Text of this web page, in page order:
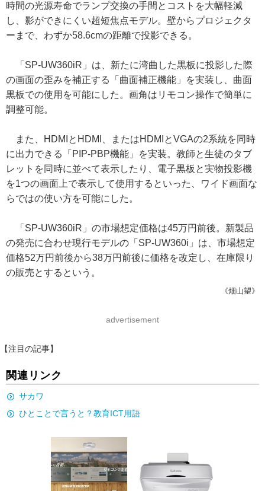
時間の光源寿命でランプ交換の手間とコストを大幅軽減
し、影ができにくい超短焦点モデル。壁からプロジェクタ
ーまで、わずか58.6cmの距離で投影できる。
「SP-UW360iR」は、新たに湾曲した黒板に投影した際
の画面の歪みを補正する「曲面補正機能」を実装し、曲面
黒板での使用を可能にした。画角はリモコン操作で簡単に
調整可能。
また、HDMIとHDMI、またはHDMIとVGAの2系統を同時
に出力できる「PIP-PBP機能」を実装。教師と生徒のタブ
レットを同時に並べて表示したり、電子黒板と実物投影機
を1つの画面上で表示して使用するといった、ワイド画面な
らではの使い方を可能にした。
「SP-UW360iR」の市場想定価格は45万円前後。新製品
の発売に合わせ現行モデルの「SP-UW360i」は、市場想定
価格52万円前後から38万円前後に価格を改定し、在庫限り
の販売とするという。
《畑山望》
advertisement
【注目の記事】
関連リンク
サカワ
ひとことで言うと？教育ICT用語